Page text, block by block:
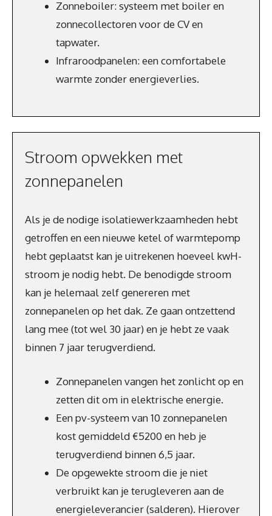
Zonneboiler: systeem met boiler en
zonnecollectoren voor de CV en
tapwater.
Infraroodpanelen: een comfortabele
warmte zonder energieverlies.
Stroom opwekken met
zonnepanelen
Als je de nodige isolatiewerkzaamheden hebt
getroffen en een nieuwe ketel of warmtepomp
hebt geplaatst kan je uitrekenen hoeveel kwH-
stroom je nodig hebt. De benodigde stroom
kan je helemaal zelf genereren met
zonnepanelen op het dak. Ze gaan ontzettend
lang mee (tot wel 30 jaar) en je hebt ze vaak
binnen 7 jaar terugverdiend.
Zonnepanelen vangen het zonlicht op en
zetten dit om in elektrische energie.
Een pv-systeem van 10 zonnepanelen
kost gemiddeld €5200 en heb je
terugverdiend binnen 6,5 jaar.
De opgewekte stroom die je niet
verbruikt kan je terugleveren aan de
energieleverancier (salderen). Hierover